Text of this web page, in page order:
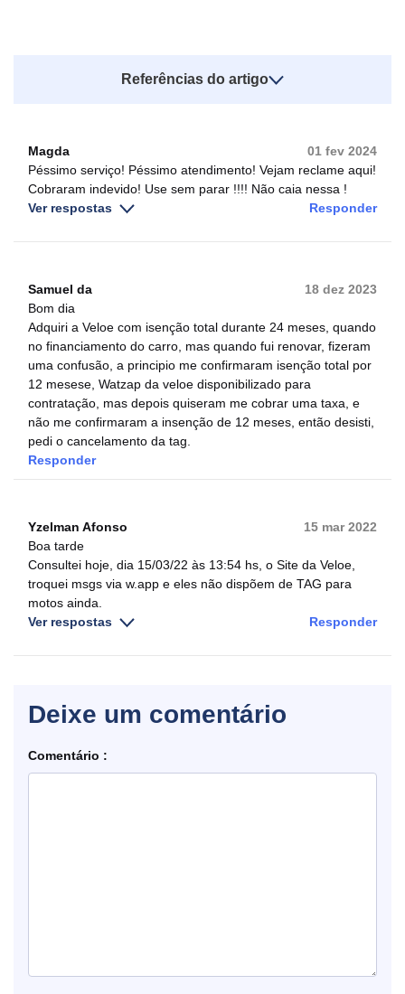
Referências do artigo
Magda
01 fev 2024
Péssimo serviço! Péssimo atendimento! Vejam reclame aqui!
Cobraram indevido! Use sem parar !!!! Não caia nessa !
Ver respostas
Responder
Samuel da
18 dez 2023
Bom dia
Adquiri a Veloe com isenção total durante 24 meses, quando
no financiamento do carro, mas quando fui renovar, fizeram
uma confusão, a principio me confirmaram isenção total por
12 mesese, Watzap da veloe disponibilizado para
contratação, mas depois quiseram me cobrar uma taxa, e
não me confirmaram a insenção de 12 meses, então desisti,
pedi o cancelamento da tag.
Responder
Yzelman Afonso
15 mar 2022
Boa tarde
Consultei hoje, dia 15/03/22 às 13:54 hs, o Site da Veloe,
troquei msgs via w.app e eles não dispõem de TAG para
motos ainda.
Ver respostas
Responder
Deixe um comentário
Comentário